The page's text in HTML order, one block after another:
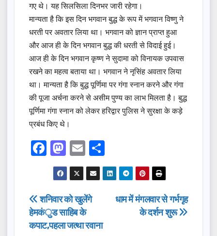
गए थे। यह सिलसिला दिनभर जारी रहेगा।
मान्यता है कि इस दिन भगवान बुद्ध के रूप में भगवान विष्णु ने
धरती पर अवतार लिया था। भगवान को ज्ञान प्राप्त हुआ
और आज ही के दिन भगवान बुद्ध की धरती से विदाई हुई।
आज ही के दिन भगवान कृष्ण ने सुदामा को विनायक उपवास
रखने का महत्व बताया था। भगवान ने नृसिंह अवतार लिया
था। मान्यता है कि बुद्ध पूर्णिमा पर गंगा स्नान करने और गंगा
की पूजा अर्चना करने से असीम पुण्य का लाभ मिलता है। बुद्ध
पूर्णिमा गंगा स्नान को लेकर हरिद्वार पुलिस ने सुरक्षा के कड़े
प्रबंध किए थे।
F
a
c
e
b
o
M
a
st
o
d
o
E
m
ail
h
ar
Post
navigation
धाम में मंगलवार से गर्भगृह
के दर्शन शुरू
शनिवार को खुलेंगे
हेमकंुड साहिब के
कपाट,पहला जत्था रवाना